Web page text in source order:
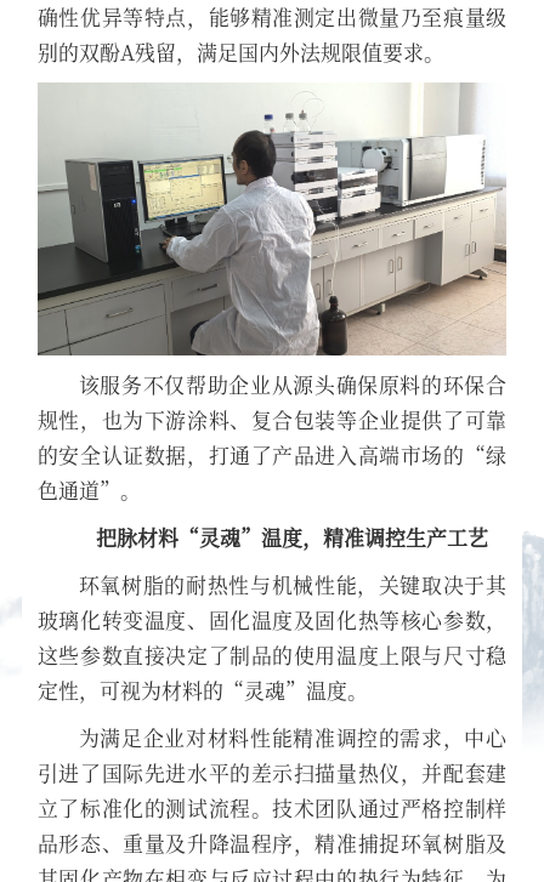
确性优异等特点，能够精准测定出微量乃至痕量级
别的双酚A残留，满足国内外法规限值要求。
该服务不仅帮助企业从源头确保原料的环保合
规性，也为下游涂料、复合包装等企业提供了可靠
的安全认证数据，打通了产品进入高端市场的“绿
色通道”。
把脉材料“灵魂”温度，精准调控生产工艺
环氧树脂的耐热性与机械性能，关键取决于其
玻璃化转变温度、固化温度及固化热等核心参数，
这些参数直接决定了制品的使用温度上限与尺寸稳
定性，可视为材料的“灵魂”温度。
为满足企业对材料性能精准调控的需求，中心
引进了国际先进水平的差示扫描量热仪，并配套建
立了标准化的测试流程。技术团队通过严格控制样
品形态、重量及升降温程序，精准捕捉环氧树脂及